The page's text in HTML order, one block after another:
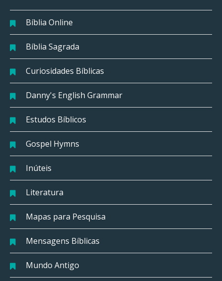
Bíblia Online
Bíblia Sagrada
Curiosidades Bíblicas
Danny's English Grammar
Estudos Bíblicos
Gospel Hymns
Inúteis
Literatura
Mapas para Pesquisa
Mensagens Bíblicas
Mundo Antigo